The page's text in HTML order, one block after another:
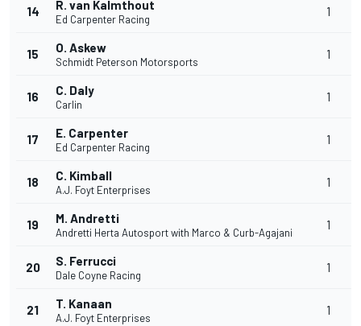
14 R. van Kalmthout
Ed Carpenter Racing
1
15 O. Askew
Schmidt Peterson Motorsports
1
16 C. Daly
Carlin
1
17 E. Carpenter
Ed Carpenter Racing
1
18 C. Kimball
A.J. Foyt Enterprises
1
19 M. Andretti
Andretti Herta Autosport with Marco & Curb-Agajani
1
20 S. Ferrucci
Dale Coyne Racing
1
21 T. Kanaan
A.J. Foyt Enterprises
1